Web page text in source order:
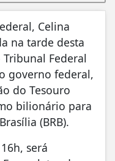
Celina
na tarde desta
Federal
governo federal,
do Tesouro
bilionário para
(BRB).
será